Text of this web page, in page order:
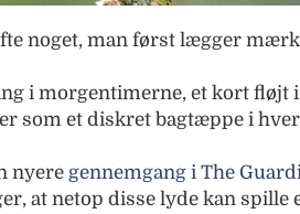
noget, man først lægger
i morgentimerne, et kort fløjt
som et diskret bagtæppe i
nyere gennemgang i The
at netop disse lyde kan